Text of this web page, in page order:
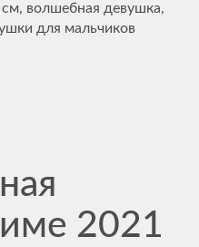
волшебная девушка,
для мальчиков
2021